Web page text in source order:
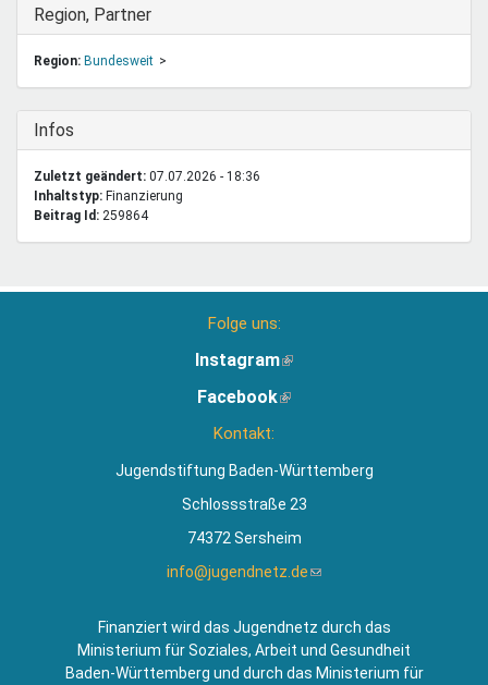
Ausblenden
Region, Partner
Region: Bundesweit
Ausblenden
Infos
Zuletzt geändert: 07.07.2026 - 18:36
Inhaltstyp:
finanzierung
Beitrag Id: 259864
Folge uns:
Instagram(Link
extern)
Facebook(Link
Kontakt:
Jugendstiftung Baden-Württemberg
Schlossstraße 23
74372 Sersheim
info@jugendnetz.de(Link
Mail)
Finanziert wird das Jugendnetz durch das
Ministerium für Soziales, Arbeit und Gesundheit
Baden-Württemberg und durch das Ministerium für